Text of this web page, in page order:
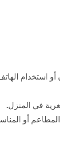
استخدام الهاتف
في المنزل.
أو